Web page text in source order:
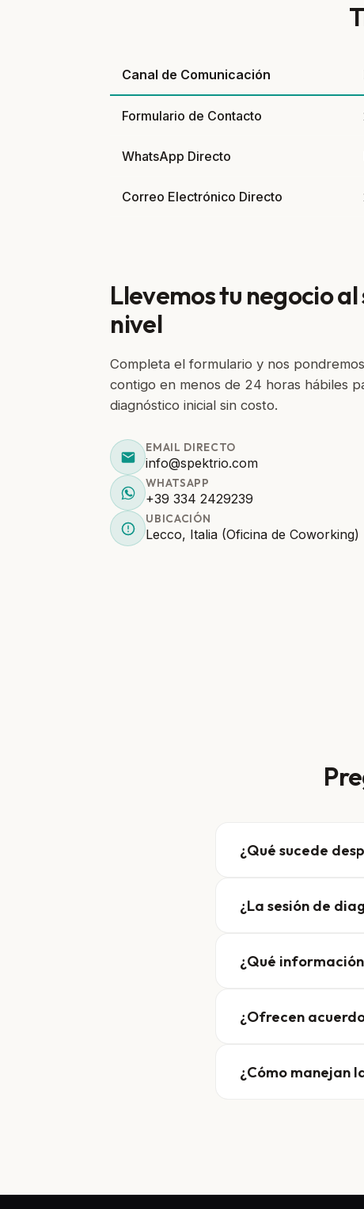
Canal de Comunicación
Formulario de Contacto
WhatsApp Directo
Correo Electrónico Directo
Llevemos tu negocio
nivel
Completa el formulario y nos
contigo en menos de 24 horas hábiles
diagnóstico inicial sin costo.
EMAIL DIRECTO
info@spektrio.com
WHATSAPP
+39 334 2429239
UBICACIÓN
Lecco, Italia (Oficina de Coworking)
¿Qué sucede
¿La sesión de
¿Qué
¿Ofrecen
¿Cómo manejan